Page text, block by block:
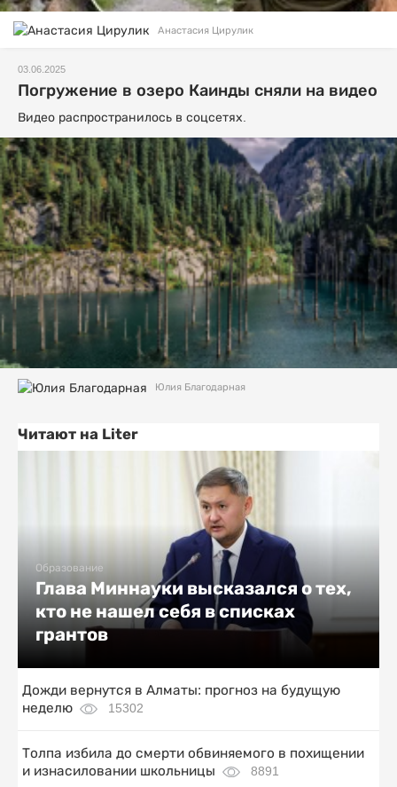
Анастасия Цирулик
03.06.2025
Погружение в озеро Каинды сняли на видео
Видео распространилось в соцсетях.
Юлия Благодарная
Читают на Liter
Образование
Глава Миннауки высказался о тех,
кто не нашел себя в списках
грантов
Дожди вернутся в Алматы: прогноз на будущую
неделю
15302
Толпа избила до смерти обвиняемого в похищении
и изнасиловании школьницы
8891